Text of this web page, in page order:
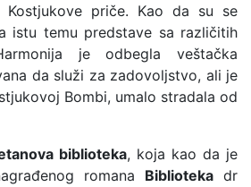
Kostjukove priče. Kao da su se
istu temu predstave sa različitih
je odbegla veštačka
da služi za zadovoljstvo, ali je
Bombi, umalo stradala od
biblioteka, koja kao da je
romana Biblioteka dr